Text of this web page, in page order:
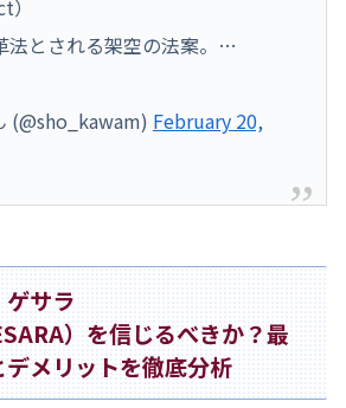
法とされる架空の法案。…
(@sho_kawam) February 20,
ゲサラ
）を信じるべきか？最
メリットを徹底分析